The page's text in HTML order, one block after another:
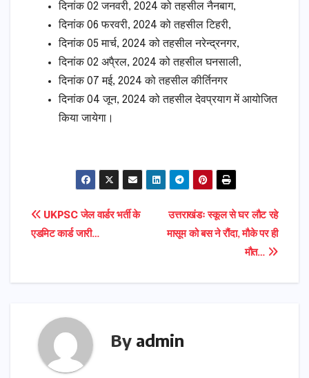
दिनांक 02 जनवरी, 2024 को तहसील नैनबाग,
दिनांक 06 फरवरी, 2024 को तहसील टिहरी,
दिनांक 05 मार्च, 2024 को तहसील नरेन्द्रनगर,
दिनांक 02 अपै्रल, 2024 को तहसील घनसाली,
दिनांक 07 मई, 2024 को तहसील कीर्तिनगर
दिनांक 04 जून, 2024 को तहसील देवप्रयाग में आयोजित
किया जायेगा।
Post
navigation
उत्तराखंडः स्कूल से घर लौट रहे
मासूम को बस ने रौंदा, मौके पर ही
मौत…
UKPSC जेल वार्डर भर्ती के
एडमिट कार्ड जारी…
By admin